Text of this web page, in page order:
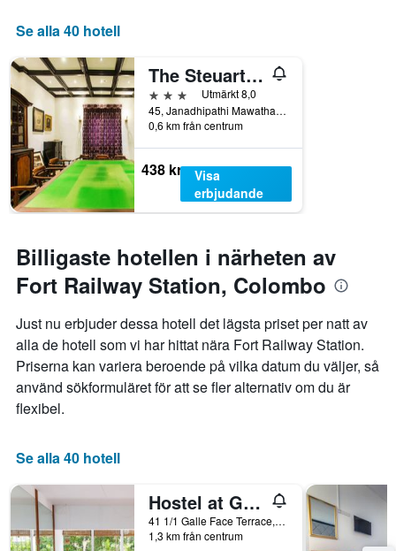
Se alla 40 hotell
The Steuart by Citrus
3 stjärnorUtmärkt 8,0
45, Janadhipathi Mawatha, Colombo, Sri Lanka
0,6 km från centrum
438 kr
Visa
erbjudande
Billigaste hotellen i närheten av
Fort Railway Station, Colombo
Just nu erbjuder dessa hotell det lägsta priset per natt av
alla de hotell som vi har hittat nära Fort Railway Station.
Priserna kan variera beroende på vilka datum du väljer, så
använd sökformuläret för att se fler alternativ om du är
flexibel.
Se alla 40 hotell
Hostel at Galle Face
41 1/1 Galle Face Terrace, Colombo, Sri Lanka
1,3 km från centrum